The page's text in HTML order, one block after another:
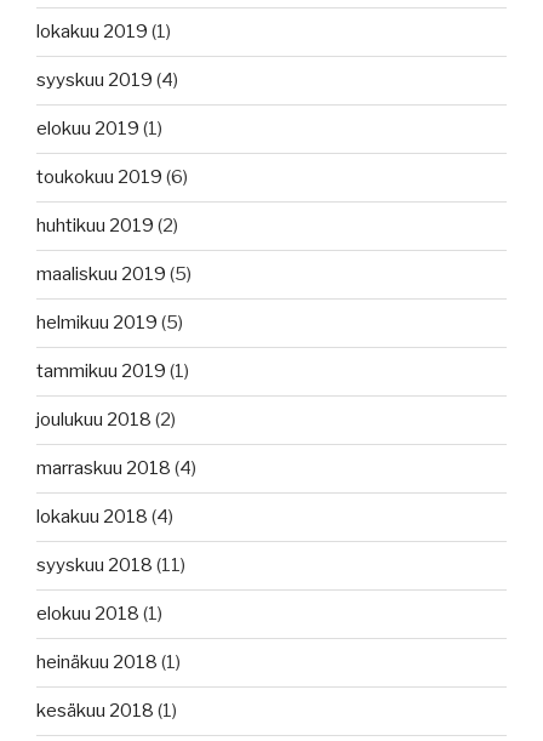
lokakuu 2019 (1)
syyskuu 2019 (4)
elokuu 2019 (1)
toukokuu 2019 (6)
huhtikuu 2019 (2)
maaliskuu 2019 (5)
helmikuu 2019 (5)
tammikuu 2019 (1)
joulukuu 2018 (2)
marraskuu 2018 (4)
lokakuu 2018 (4)
syyskuu 2018 (11)
elokuu 2018 (1)
heinäkuu 2018 (1)
kesäkuu 2018 (1)